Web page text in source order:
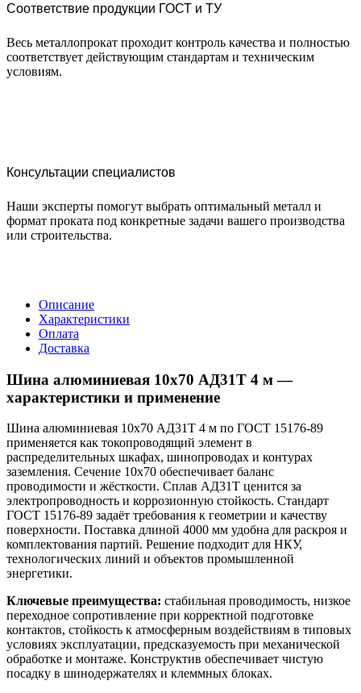
Соответствие продукции ГОСТ и ТУ
Весь металлопрокат проходит контроль качества и полностью
соответствует действующим стандартам и техническим
условиям.
Консультации специалистов
Наши эксперты помогут выбрать оптимальный металл и
формат проката под конкретные задачи вашего производства
или строительства.
Описание
Характеристики
Оплата
Доставка
Шина алюминиевая 10х70 АД31Т 4 м —
характеристики и применение
Шина алюминиевая 10х70 АД31Т 4 м по ГОСТ 15176-89
применяется как токопроводящий элемент в
распределительных шкафах, шинопроводах и контурах
заземления. Сечение 10х70 обеспечивает баланс
проводимости и жёсткости. Сплав АД31Т ценится за
электропроводность и коррозионную стойкость. Стандарт
ГОСТ 15176-89 задаёт требования к геометрии и качеству
поверхности. Поставка длиной 4000 мм удобна для раскроя и
комплектования партий. Решение подходит для НКУ,
технологических линий и объектов промышленной
энергетики.
Ключевые преимущества: стабильная проводимость, низкое
переходное сопротивление при корректной подготовке
контактов, стойкость к атмосферным воздействиям в типовых
условиях эксплуатации, предсказуемость при механической
обработке и монтаже. Конструктив обеспечивает чистую
посадку в шинодержателях и клеммных блоках.